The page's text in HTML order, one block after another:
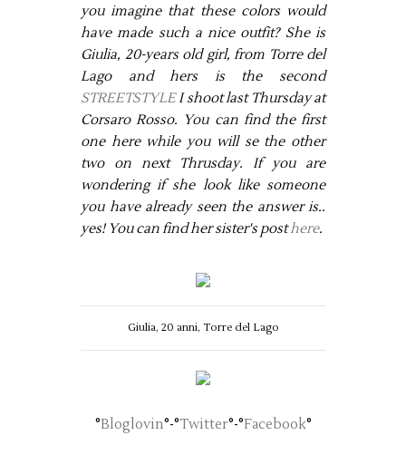
you imagine that these colors would
have made such a nice outfit? She is
Giulia, 20-years old girl, from Torre del
Lago and hers is the second
STREETSTYLEI shoot last Thursday at
Corsaro Rosso. You can find the first
one here while you will se the other
two on next Thrusday. If you are
wondering if she look like someone
you have already seen the answer is..
yes! You can find her sister's posthere.
Giulia, 20 anni, Torre del Lago
°Bloglovin°-°Twitter°-°Facebook°